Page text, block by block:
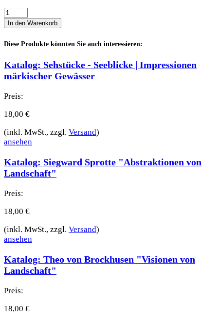
Katalog:
Künstler.Freunde
Hänsch
Paul
Lehmann-
Brauns
In den Warenkorb
Diese Produkte könnten Sie auch interessieren:
Katalog: Sehstücke - Seeblicke | Impressionen
märkischer Gewässer
Preis:
18,00 €
(inkl. MwSt., zzgl. Versand)
ansehen
Katalog: Siegward Sprotte "Abstraktionen von
Landschaft"
Preis:
18,00 €
(inkl. MwSt., zzgl. Versand)
ansehen
Katalog: Theo von Brockhusen "Visionen von
Landschaft"
Preis:
18,00 €